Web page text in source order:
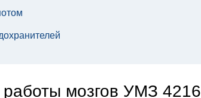
мозгов УМЗ 4216